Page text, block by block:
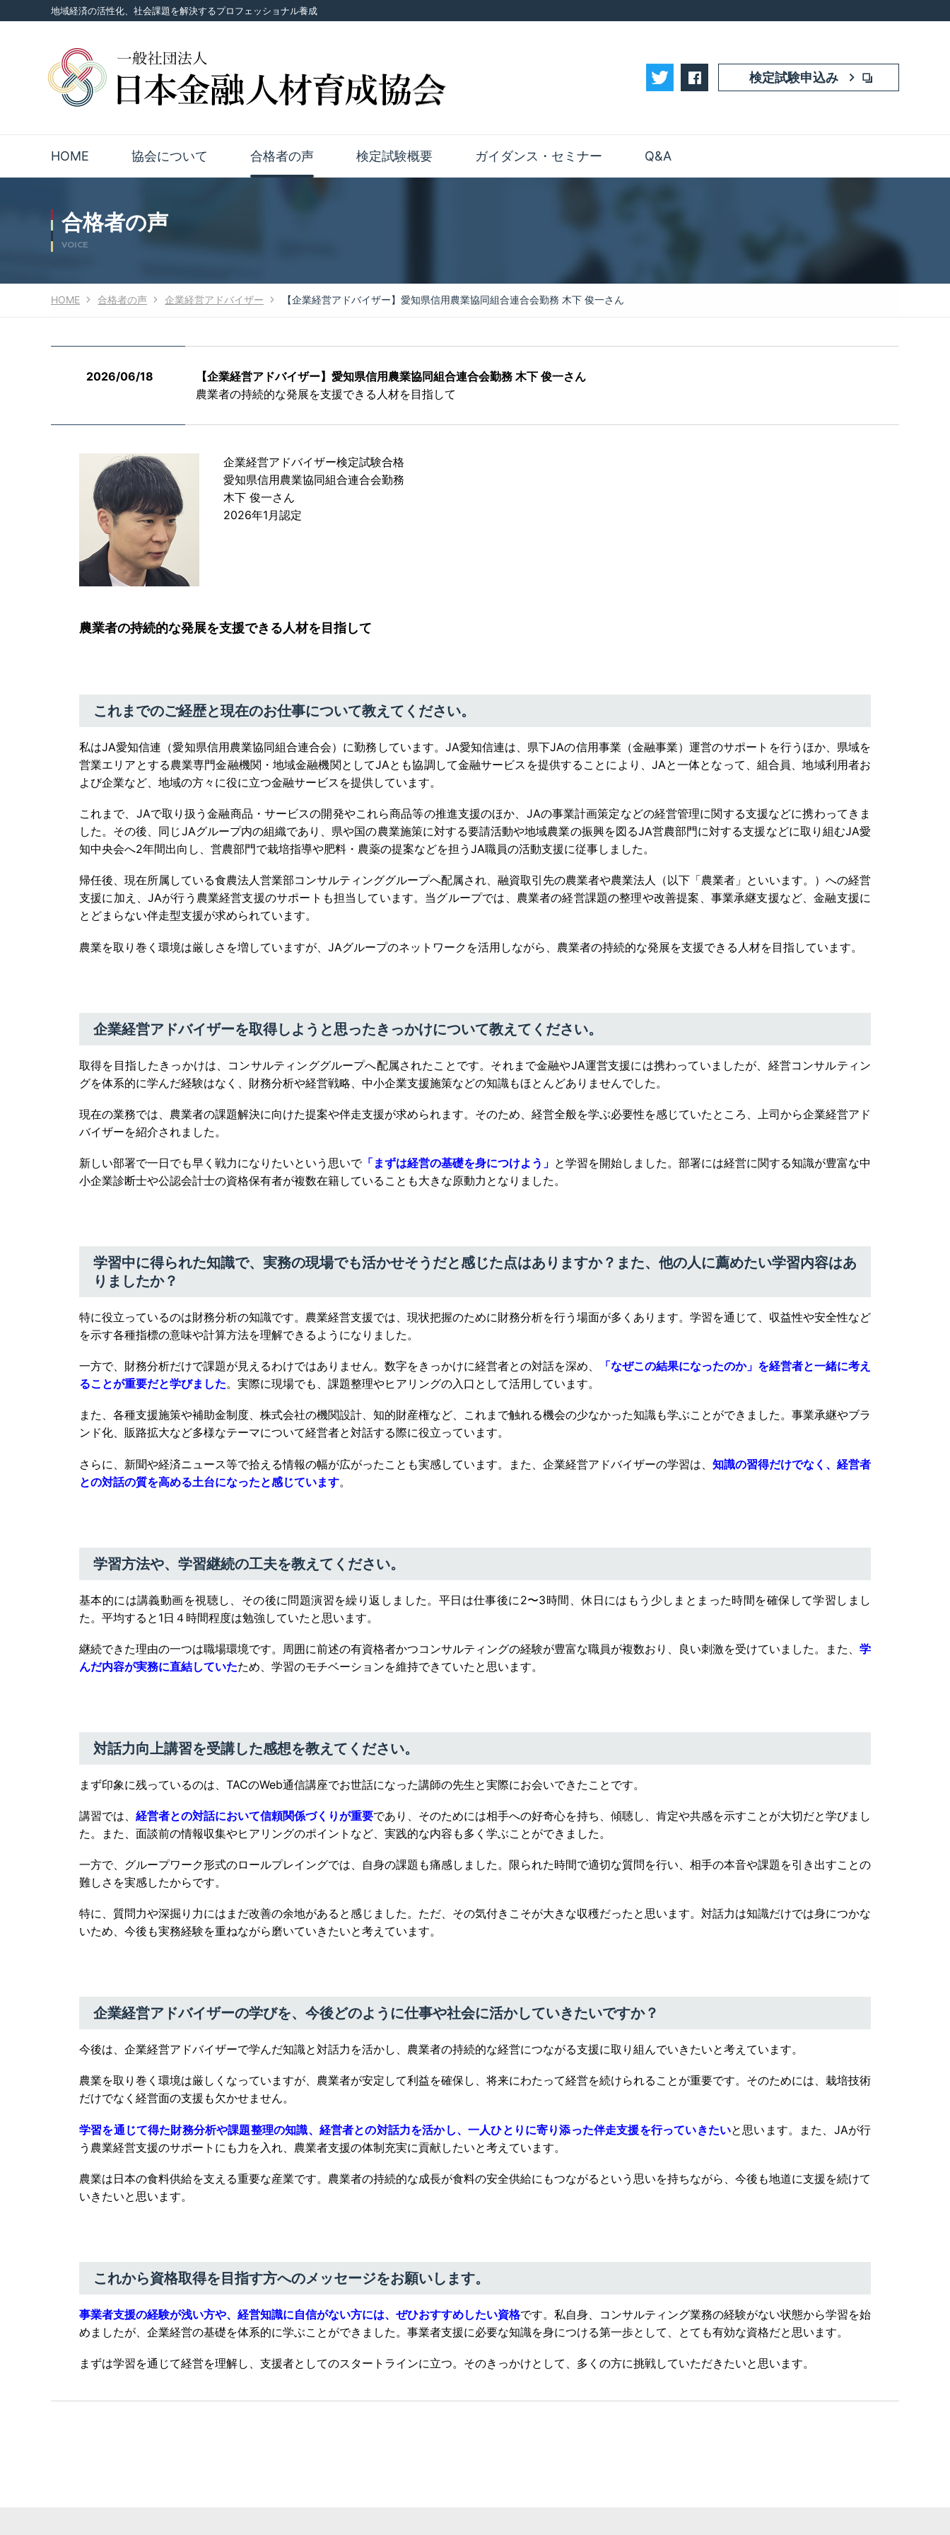
地域経済の活性化、社会課題を解決するプロフェッショナル養成
検定試験申込み
HOME 協会について 合格者の声 検定試験概要 ガイダンス・セミナー Q&A
facebook
合格者の声
VOICE
HOME 合格者の声 企業経営アドバイザー 【企業経営アドバイザー】愛知県信用農業協同組合連合会勤務 木下 俊一さん
2026/06/18
【企業経営アドバイザー】愛知県信用農業協同組合連合会勤務 木下 俊一さん
農業者の持続的な発展を支援できる人材を目指して
企業経営アドバイザー検定試験合格
愛知県信用農業協同組合連合会勤務
木下 俊一さん
2026年1月認定
農業者の持続的な発展を支援できる人材を目指して
これまでのご経歴と現在のお仕事について教えてください。
私はJA愛知信連（愛知県信用農業協同組合連合会）に勤務しています。JA愛知信連は、県下JAの信用事業（金融事業）運営のサポートを行うほか、県域を
営業エリアとする農業専門金融機関・地域金融機関としてJAとも協調して金融サービスを提供することにより、JAと一体となって、組合員、地域利用者お
よび企業など、地域の方々に役に立つ金融サービスを提供しています。
これまで、JAで取り扱う金融商品・サービスの開発やこれら商品等の推進支援のほか、JAの事業計画策定などの経営管理に関する支援などに携わってきま
した。その後、同じJAグループ内の組織であり、県や国の農業施策に対する要請活動や地域農業の振興を図るJA営農部門に対する支援などに取り組むJA愛
知中央会へ2年間出向し、営農部門で栽培指導や肥料・農薬の提案などを担うJA職員の活動支援に従事しました。
帰任後、現在所属している食農法人営業部コンサルティンググループへ配属され、融資取引先の農業者や農業法人（以下「農業者」といいます。）への経営
支援に加え、JAが行う農業経営支援のサポートも担当しています。当グループでは、農業者の経営課題の整理や改善提案、事業承継支援など、金融支援に
とどまらない伴走型支援が求められています。
農業を取り巻く環境は厳しさを増していますが、JAグループのネットワークを活用しながら、農業者の持続的な発展を支援できる人材を目指しています。
企業経営アドバイザーを取得しようと思ったきっかけについて教えてください。
取得を目指したきっかけは、コンサルティンググループへ配属されたことです。それまで金融やJA運営支援には携わっていましたが、経営コンサルティン
グを体系的に学んだ経験はなく、財務分析や経営戦略、中小企業支援施策などの知識もほとんどありませんでした。
現在の業務では、農業者の課題解決に向けた提案や伴走支援が求められます。そのため、経営全般を学ぶ必要性を感じていたところ、上司から企業経営アド
バイザーを紹介されました。
新しい部署で一日でも早く戦力になりたいという思いで「まずは経営の基礎を身につけよう」 と学習を開始しました。部署には経営に関する知識が豊富な中
小企業診断士や公認会計士の資格保有者が複数在籍していることも大きな原動力となりました。
学習中に得られた知識で、実務の現場でも活かせそうだと感じた点はありますか？また、他の人に薦めたい学習内容はあ
りましたか？
特に役立っているのは財務分析の知識です。農業経営支援では、現状把握のために財務分析を行う場面が多くあります。学習を通じて、収益性や安全性など
を示す各種指標の意味や計算方法を理解できるようになりました。
一方で、財務分析だけで課題が見えるわけではありません。数字をきっかけに経営者との対話を深め、
「なぜこの結果になったのか」を経営者と一緒に考え
ることが重要だと学びました。実際に現場でも、課題整理やヒアリングの入口として活用しています。
また、各種支援施策や補助金制度、株式会社の機関設計、知的財産権など、これまで触れる機会の少なかった知識も学ぶことができました。事業承継やブラ
ンド化、販路拡大など多様なテーマについて経営者と対話する際に役立っています。
さらに、新聞や経済ニュース等で拾える情報の幅が広がったことも実感しています。また、企業経営アドバイザーの学習は、 知識の習得だけでなく、経営者
との対話の質を高める土台になったと感じています。
学習方法や、学習継続の工夫を教えてください。
基本的には講義動画を視聴し、その後に問題演習を繰り返しました。平日は仕事後に2〜3時間、休日にはもう少しまとまった時間を確保して学習しまし
た。平均すると1日４時間程度は勉強していたと思います。
継続できた理由の一つは職場環境です。周囲に前述の有資格者かつコンサルティングの経験が豊富な職員が複数おり、良い刺激を受けていました。また、 学
んだ内容が実務に直結していたため、学習のモチベーションを維持できていたと思います。
対話力向上講習を受講した感想を教えてください。
まず印象に残っているのは、TACのWeb通信講座でお世話になった講師の先生と実際にお会いできたことです。
講習では、 経営者との対話において信頼関係づくりが重要であり、そのためには相手への好奇心を持ち、傾聴し、肯定や共感を示すことが大切だと学びまし
た。また、面談前の情報収集やヒアリングのポイントなど、実践的な内容も多く学ぶことができました。
一方で、グループワーク形式のロールプレイングでは、自身の課題も痛感しました。限られた時間で適切な質問を行い、相手の本音や課題を引き出すことの
難しさを実感したからです。
特に、質問力や深掘り力にはまだ改善の余地があると感じました。ただ、その気付きこそが大きな収穫だったと思います。対話力は知識だけでは身につかな
いため、今後も実務経験を重ねながら磨いていきたいと考えています。
企業経営アドバイザーの学びを、今後どのように仕事や社会に活かしていきたいですか？
今後は、企業経営アドバイザーで学んだ知識と対話力を活かし、農業者の持続的な経営につながる支援に取り組んでいきたいと考えています。
農業を取り巻く環境は厳しくなっていますが、農業者が安定して利益を確保し、将来にわたって経営を続けられることが重要です。そのためには、栽培技術
だけでなく経営面の支援も欠かせません。
学習を通じて得た財務分析や課題整理の知識、経営者との対話力を活かし、 一人ひとりに寄り添った伴走支援を行っていきたいと思います。また、JAが行
う農業経営支援のサポートにも力を入れ、農業者支援の体制充実に貢献したいと考えています。
農業は日本の食料供給を支える重要な産業です。農業者の持続的な成長が食料の安全供給にもつながるという思いを持ちながら、今後も地道に支援を続けて
いきたいと思います。
これから資格取得を目指す方へのメッセージをお願いします。
事業者支援の経験が浅い方や、経営知識に自信がない方には、ぜひおすすめしたい資格です。私自身、コンサルティング業務の経験がない状態から学習を始
めましたが、企業経営の基礎を体系的に学ぶことができました。事業者支援に必要な知識を身につける第一歩として、とても有効な資格だと思います。
まずは学習を通じて経営を理解し、支援者としてのスタートラインに立つ。そのきっかけとして、多くの方に挑戦していただきたいと思います。